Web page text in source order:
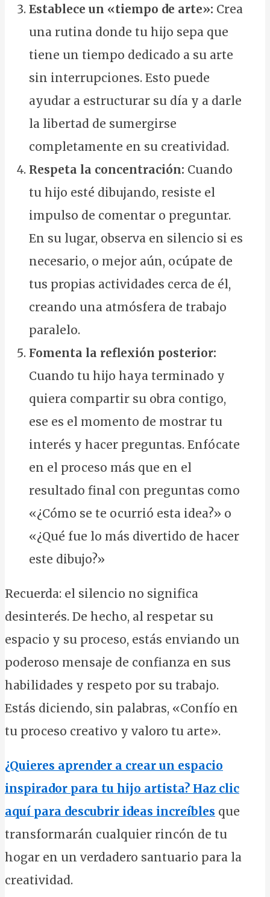
Establece un «tiempo de arte»: Crea
una rutina donde tu hijo sepa que
tiene un tiempo dedicado a su arte
sin interrupciones. Esto puede
ayudar a estructurar su día y a darle
la libertad de sumergirse
completamente en su creatividad.
Respeta la concentración: Cuando
tu hijo esté dibujando, resiste el
impulso de comentar o preguntar.
En su lugar, observa en silencio si es
necesario, o mejor aún, ocúpate de
tus propias actividades cerca de él,
creando una atmósfera de trabajo
paralelo.
Fomenta la reflexión posterior:
Cuando tu hijo haya terminado y
quiera compartir su obra contigo,
ese es el momento de mostrar tu
interés y hacer preguntas. Enfócate
en el proceso más que en el
resultado final con preguntas como
«¿Cómo se te ocurrió esta idea?» o
«¿Qué fue lo más divertido de hacer
este dibujo?»
Recuerda: el silencio no significa
desinterés. De hecho, al respetar su
espacio y su proceso, estás enviando un
poderoso mensaje de confianza en sus
habilidades y respeto por su trabajo.
Estás diciendo, sin palabras, «Confío en
tu proceso creativo y valoro tu arte».
¿Quieres aprender a crear un espacio
inspirador para tu hijo artista? Haz clic
aquí para descubrir ideas increíbles que
transformarán cualquier rincón de tu
hogar en un verdadero santuario para la
creatividad.